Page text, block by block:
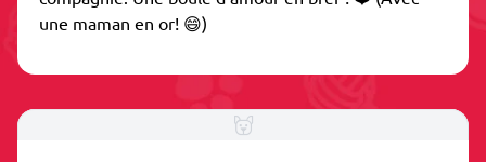
une maman en or! 😄)